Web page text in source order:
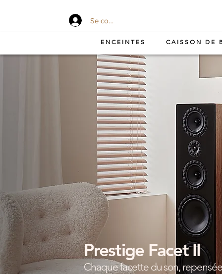
Se connecter
ENCEINTES CAISSON DE
Prestige Facet II
Chaque facette du son,